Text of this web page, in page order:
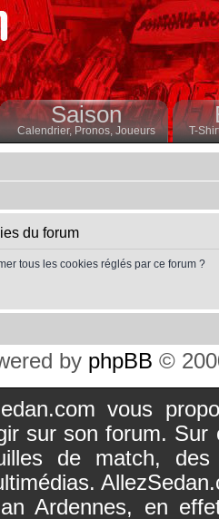
Saison
Calendrier,Pronos, Joueurs T-
du forum
tous les cookies réglés par ce forum ?
by phpBB ©
vous
sur son forum.
de match, des
Ardennes, en